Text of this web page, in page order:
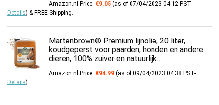
Amazon.nl Price: €9.05 (as of 07/04/2023 04:12 PST-
Details) & FREE Shipping.
Martenbrown® Premium lijnolie, 20 liter,
koudgeperst voor paarden, honden en andere
dieren, 100% zuiver en natuurlijk…
Amazon.nl Price: €94.99 (as of 09/04/2023 04:38 PST-
Details)